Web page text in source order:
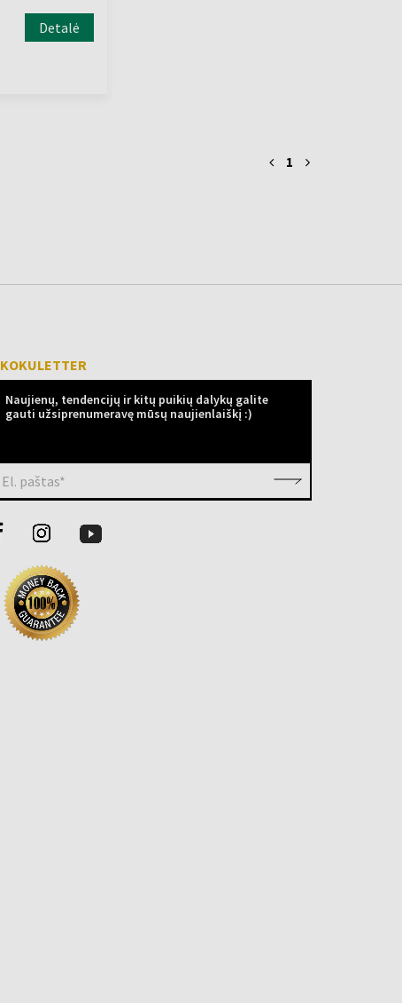
Detalė
1
KOKULETTER
Naujienų, tendencijų ir kitų puikių dalykų galite
gauti užsiprenumeravę mūsų naujienlaiškį :)
El. paštas*